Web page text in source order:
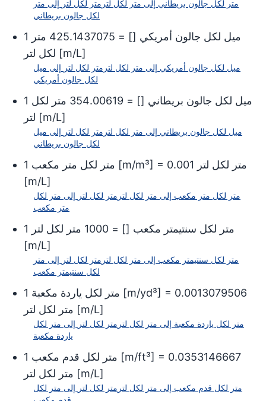
متر لكل جالون بريطاني إلى متر لكل لتر متر لكل لتر إلى متر
لكل جالون بريطاني
1 ميل لكل جالون أمريكي [
] =
425.1437075 متر
لكل لتر [m/L]
ميل لكل جالون أمريكي إلى متر لكل لتر متر لكل لتر إلى ميل
لكل جالون أمريكي
1 ميل لكل جالون بريطاني [
] =
354.00619 متر لكل
لتر [m/L]
ميل لكل جالون بريطاني إلى متر لكل لتر متر لكل لتر إلى ميل
لكل جالون بريطاني
1 متر لكل متر مكعب [m/m³] = 0.001 متر لكل لتر
[m/L]
متر لكل متر مكعب إلى متر لكل لتر متر لكل لتر إلى متر لكل
متر مكعب
1 متر لكل سنتيمتر مكعب [
] =
1000 متر لكل لتر
[m/L]
متر لكل سنتيمتر مكعب إلى متر لكل لتر متر لكل لتر إلى متر
لكل سنتيمتر مكعب
1 متر لكل ياردة مكعبة [m/yd³] = 0.0013079506
متر لكل لتر [m/L]
متر لكل ياردة مكعبة إلى متر لكل لتر متر لكل لتر إلى متر لكل
ياردة مكعبة
1 متر لكل قدم مكعب [m/ft³] = 0.0353146667
متر لكل لتر [m/L]
متر لكل قدم مكعب إلى متر لكل لتر متر لكل لتر إلى متر لكل